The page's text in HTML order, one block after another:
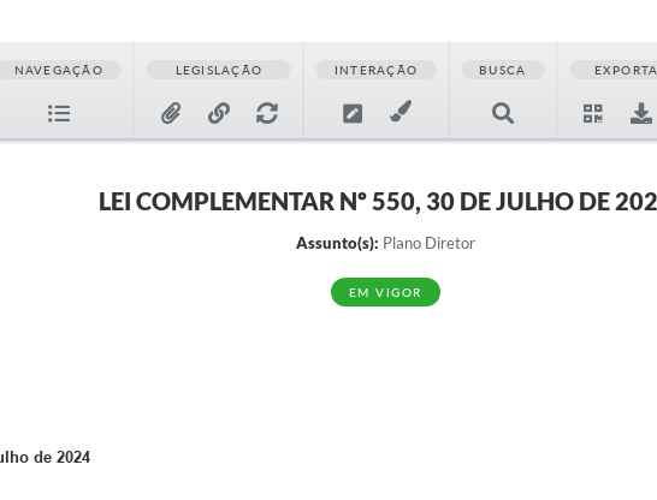
NAVEGAÇÃO LEGISLAÇÃO INTERAÇÃO BUSCA
LEI COMPLEMENTAR Nº 550, 30 DE JULHO DE
Assunto(s): Plano Diretor
EM VIGOR
de 2024